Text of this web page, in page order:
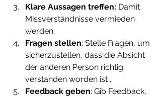
Klare Aussagen treffen: Damit
Missverständnisse vermieden
werden
Fragen stellen: Stelle Fragen, um
sicherzustellen, dass die Absicht
der anderen Person richtig
verstanden worden ist .
Feedback geben: Gib Feedback,